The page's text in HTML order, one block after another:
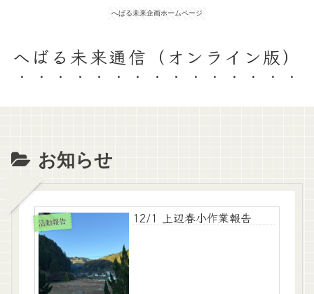
へばる未来企画ホームページ
へばる未来通信（オンライン版）
お知らせ
活動報告 12/1 上辺春小作業報告